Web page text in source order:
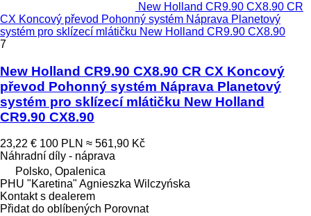
New Holland CR9.90 CX8.90 CR
CX Koncový převod Pohonný systém Náprava Planetový
systém pro sklízecí mlátičku New Holland CR9.90 CX8.90
7
New Holland CR9.90 CX8.90 CR CX Koncový
převod Pohonný systém Náprava Planetový
systém pro sklízecí mlátičku New Holland
CR9.90 CX8.90
23,22 € 100 PLN ≈ 561,90 Kč
Náhradní díly - náprava
Polsko, Opalenica
PHU "Karetina" Agnieszka Wilczyńska
Kontakt s dealerem
Přidat do oblíbených Porovnat